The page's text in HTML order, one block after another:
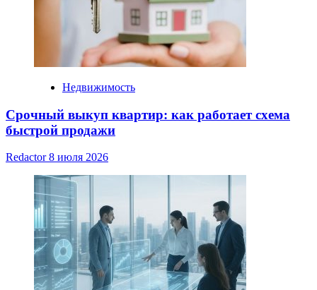
Недвижимость
Срочный выкуп квартир: как работает схема
быстрой продажи
Redactor8 июля 2026